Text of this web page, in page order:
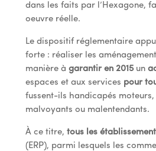
dans les faits par l’Hexagone,
oeuvre réelle.
Le dispositif réglementaire
forte : réaliser les
manière à garantir en 2015un
espaces et aux services pour
fussent-ils handicapés moteurs,
malvoyants ou malentendants.
À ce titre, tous les
(ERP), parmi lesquels les